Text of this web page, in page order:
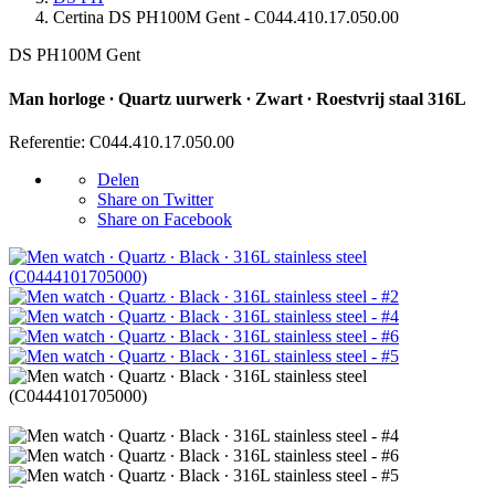
Certina DS PH100M Gent - C044.410.17.050.00
DS PH100M Gent
Man horloge ∙ Quartz uurwerk ∙ Zwart ∙ Roestvrij staal 316L
Referentie: C044.410.17.050.00
Delen
Share on Twitter
Share on Facebook